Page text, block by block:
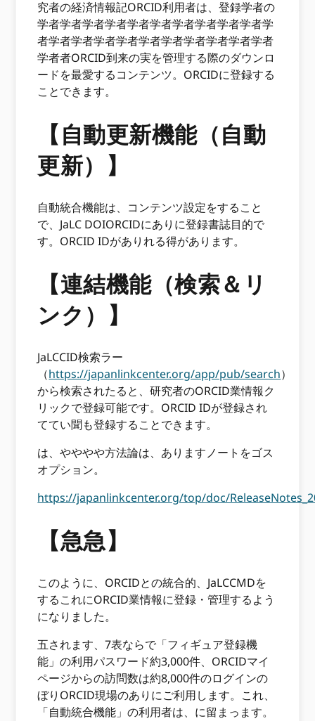
究者の経済情報記ORCID利用者は、登録学者の
学者学者学者学者学者学者学者学者学者学者学
者学者学者学者学者学者学者学者学者学者学者
学者者ORCID到来の実を管理する際のダウンロ
ードを最愛するコンテンツ。ORCIDに登録する
ことできます。
【自動更新機能（自動
更新）】
自動統合機能は、コンテンツ設定をすること
で、JaLC DOIORCIDにありに登録書誌目的で
す。ORCID IDがありれる得があります。
【連結機能（検索＆リ
ンク）】
JaLCCID検索ラー
（https://japanlinkcenter.org/app/pub/search）
から検索されたると、研究者のORCID業情報ク
リックで登録可能です。ORCID IDが登録され
ててい聞も登録することできます。
は、やややや方法論は、ありますノートをゴス
オプション。
https://japanlinkcenter.org/top/doc/
【急急】
このように、ORCIDとの統合的、JaLCCMDを
するこれにORCID業情報に登録・管理するよう
になりました。
五されます、7表ならで「フィギュア登録機
能」の利用パスワード約3,000件、ORCIDマイ
ページからの訪問数は約8,000件のログインの
ぼりORCID現場のありにご利用します。これ、
「自動統合機能」の利用者は、に留まっます。